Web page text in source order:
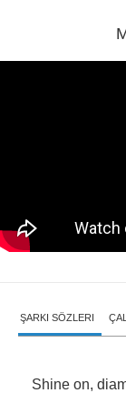
ŞARKI SÖZLERI
Shine on,